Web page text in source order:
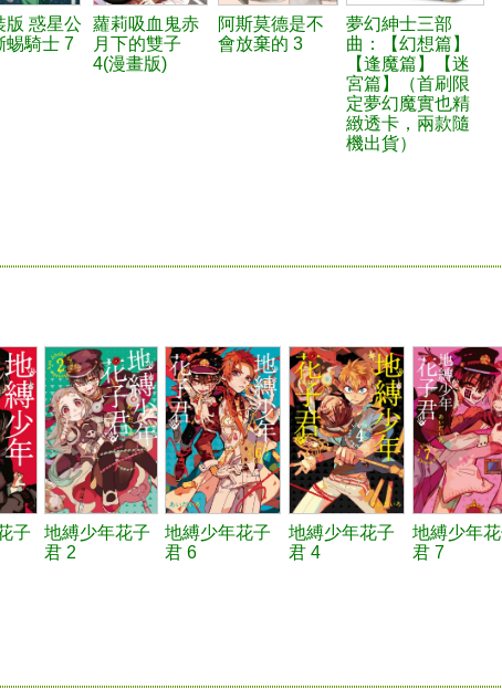
版 惑星公
蜴騎士 7
蘿莉吸血鬼赤
月下的雙子
4(漫畫版)
阿斯莫德是不
會放棄的 3
夢幻紳士三部
曲：【幻想篇】
【逢魔篇】【迷
宮篇】（首刷限
定夢幻魔實也精
緻透卡，兩款隨
機出貨）
子
地縛少年花子
君 2
地縛少年花子
君 6
地縛少年花子
君 4
地縛少年
君 7